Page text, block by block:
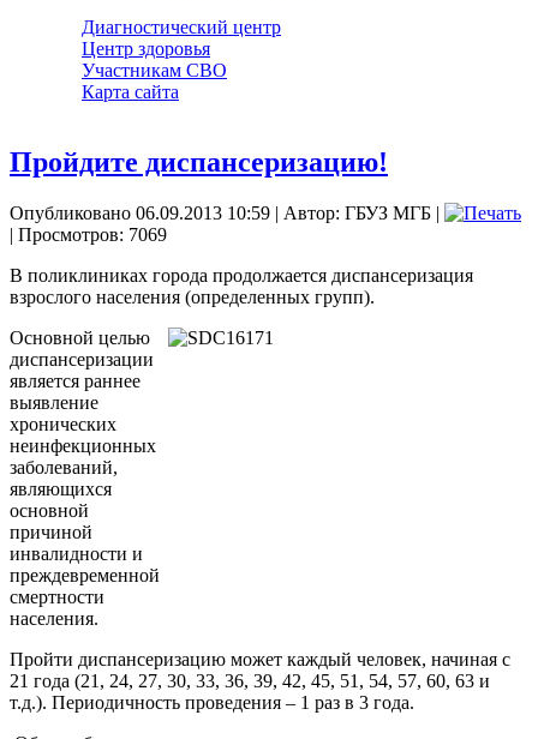
Диагностический центр
Центр здоровья
Участникам СВО
Карта сайта
Пройдите диспансеризацию!
Опубликовано 06.09.2013 10:59 | Автор: ГБУЗ МГБ |
| Просмотров: 7069
В поликлиниках города продолжается диспансеризация
взрослого населения (определенных групп).
Основной целью
диспансеризации
является раннее
выявление
хронических
неинфекционных
заболеваний,
являющихся
основной
причиной
инвалидности и
преждевременной
смертности
населения.
Пройти диспансеризацию может каждый человек, начиная с
21 года (21, 24, 27, 30, 33, 36, 39, 42, 45, 51, 54, 57, 60, 63 и
т.д.). Периодичность проведения – 1 раз в 3 года.